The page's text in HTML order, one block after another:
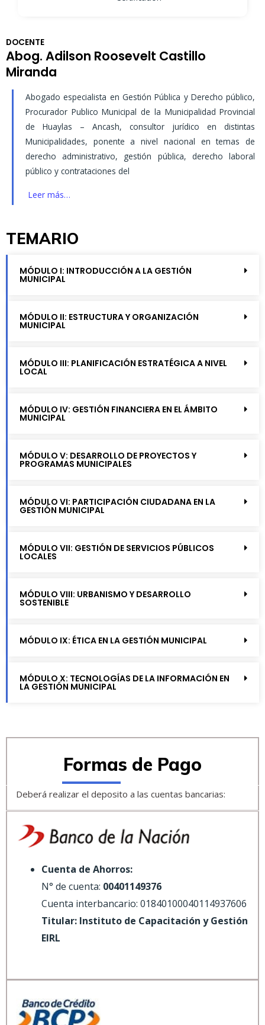
DOCENTE
Abog. Adilson Roosevelt Castillo
Miranda
Abogado especialista en Gestión Pública y Derecho público,
Procurador Publico Municipal de la Municipalidad Provincial
de Huaylas – Ancash, consultor jurídico en distintas
Municipalidades, ponente a nivel nacional en temas de
derecho administrativo, gestión pública, derecho laboral
público y contrataciones del
Leer más…
TEMARIO
MÓDULO I: INTRODUCCIÓN A LA GESTIÓN
MUNICIPAL
MÓDULO II: ESTRUCTURA Y ORGANIZACIÓN
MUNICIPAL
MÓDULO III: PLANIFICACIÓN ESTRATÉGICA A NIVEL
LOCAL
MÓDULO IV: GESTIÓN FINANCIERA EN EL ÁMBITO
MUNICIPAL
MÓDULO V: DESARROLLO DE PROYECTOS Y
PROGRAMAS MUNICIPALES
MÓDULO VI: PARTICIPACIÓN CIUDADANA EN LA
GESTIÓN MUNICIPAL
MÓDULO VII: GESTIÓN DE SERVICIOS PÚBLICOS
LOCALES
MÓDULO VIII: URBANISMO Y DESARROLLO
SOSTENIBLE
MÓDULO IX: ÉTICA EN LA GESTIÓN MUNICIPAL
MÓDULO X: TECNOLOGÍAS DE LA INFORMACIÓN EN
LA GESTIÓN MUNICIPAL
Formas de Pago
Deberá realizar el deposito a las cuentas bancarias:
Cuenta de Ahorros:
N° de cuenta: 00401149376
Cuenta interbancario: 01840100040114937606
Titular: Instituto de Capacitación y Gestión
EIRL